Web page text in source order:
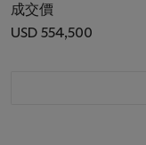
成交價
USD 554,500